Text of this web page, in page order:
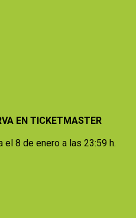
EN TICKETMASTER
el 8 de enero a las 23:59 h.